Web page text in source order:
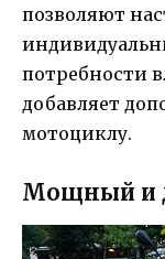
позволяют
потребности
добавляет
мотоциклу.
Мощный и